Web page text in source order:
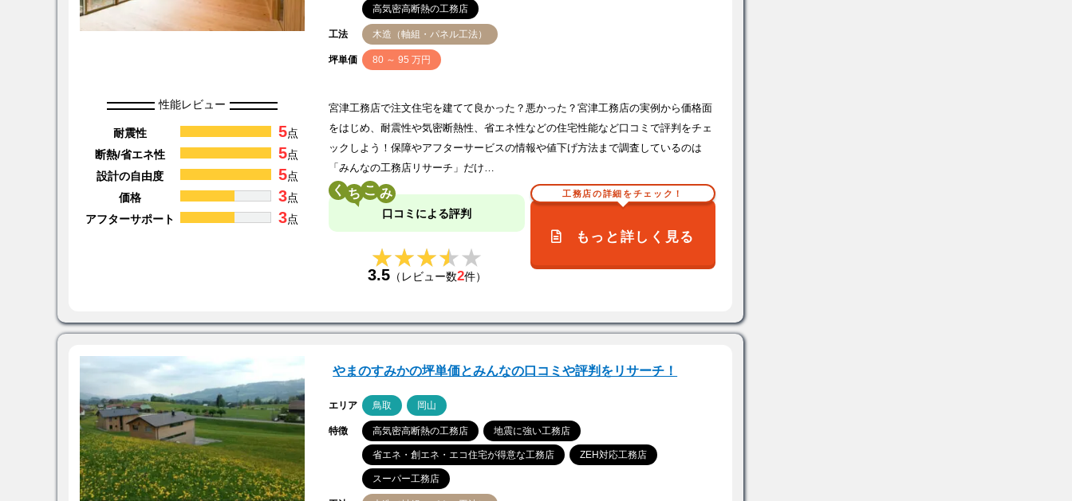
高気密高断熱の工務店
工法 木造（軸組・パネル工法）
坪単価 80 ～ 95 万円
性能レビュー
耐震性 5点
断熱/省エネ性
5点
設計の自由度
5点
価格
3点
アフターサポート
3点
宮津工務店で注文住宅を建てて良かった？悪かった？宮津工務店の実例から価格面
をはじめ、耐震性や気密断熱性、省エネ性などの住宅性能など口コミで評判をチェ
ックしよう！保障やアフターサービスの情報や値下げ方法まで調査しているのは
「みんなの工務店リサーチ」だけ…
く こ
口コミによる評判
★★★★★
★★★★★
3.5（レビュー数2件）
工務店の詳細をチェック！
もっと詳しく見る
やまのすみかの坪単価とみんなの口コミや評判をリサーチ！
エリア 鳥取 岡山
特徴 高気密高断熱の工務店 地震に強い工務店
省エネ・創エネ・エコ住宅が得意な工務店 ZEH対応工務店
スーパー工務店